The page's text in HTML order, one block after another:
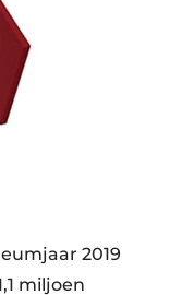
2019
miljoen